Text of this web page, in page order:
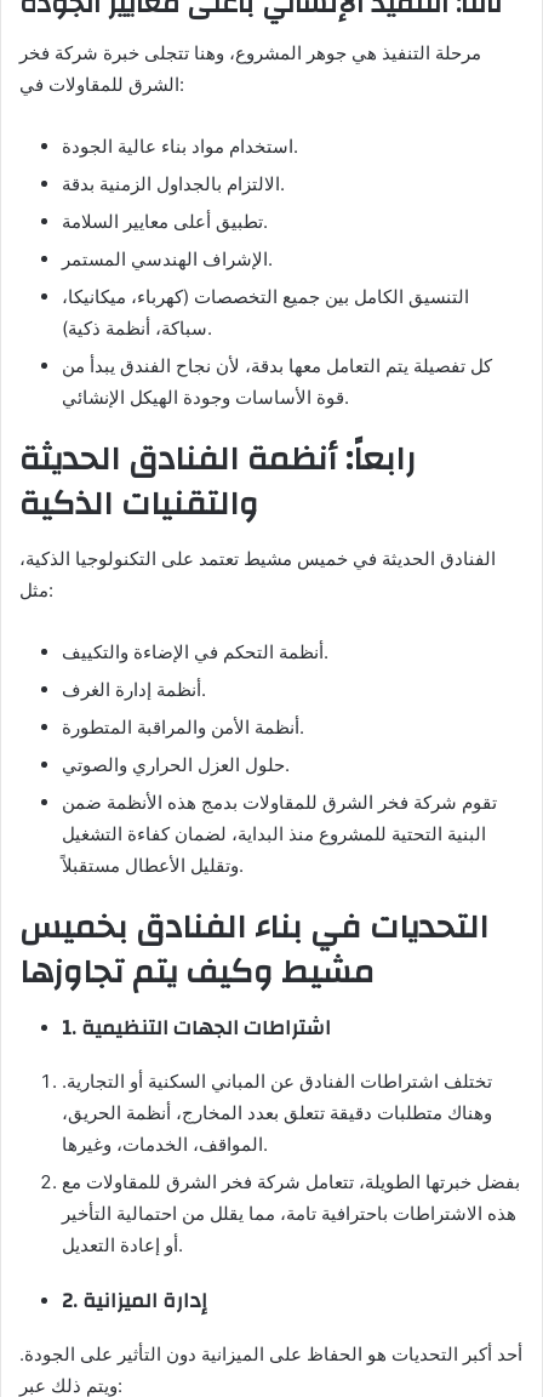
مرحلة التنفيذ هي جوهر المشروع، وهنا تتجلى خبرة شركة فخر
الشرق للمقاولات في:
استخدام مواد بناء عالية الجودة.
الالتزام بالجداول الزمنية بدقة.
تطبيق أعلى معايير السلامة.
الإشراف الهندسي المستمر.
التنسيق الكامل بين جميع التخصصات (كهرباء، ميكانيكا،
سباكة، أنظمة ذكية).
كل تفصيلة يتم التعامل معها بدقة، لأن نجاح الفندق يبدأ من
قوة الأساسات وجودة الهيكل الإنشائي.
رابعاً: أنظمة الفنادق الحديثة
والتقنيات الذكية
الفنادق الحديثة في خميس مشيط تعتمد على التكنولوجيا الذكية،
مثل:
أنظمة التحكم في الإضاءة والتكييف.
أنظمة إدارة الغرف.
أنظمة الأمن والمراقبة المتطورة.
حلول العزل الحراري والصوتي.
تقوم شركة فخر الشرق للمقاولات بدمج هذه الأنظمة ضمن
البنية التحتية للمشروع منذ البداية، لضمان كفاءة التشغيل
وتقليل الأعطال مستقبلاً.
التحديات في بناء الفنادق بخميس
مشيط وكيف يتم تجاوزها
1. اشتراطات الجهات التنظيمية
تختلف اشتراطات الفنادق عن المباني السكنية أو التجارية.
وهناك متطلبات دقيقة تتعلق بعدد المخارج، أنظمة الحريق،
المواقف، الخدمات، وغيرها.
بفضل خبرتها الطويلة، تتعامل شركة فخر الشرق للمقاولات مع
هذه الاشتراطات باحترافية تامة، مما يقلل من احتمالية التأخير
أو إعادة التعديل.
2. إدارة الميزانية
أحد أكبر التحديات هو الحفاظ على الميزانية دون التأثير على الجودة.
ويتم ذلك عبر: